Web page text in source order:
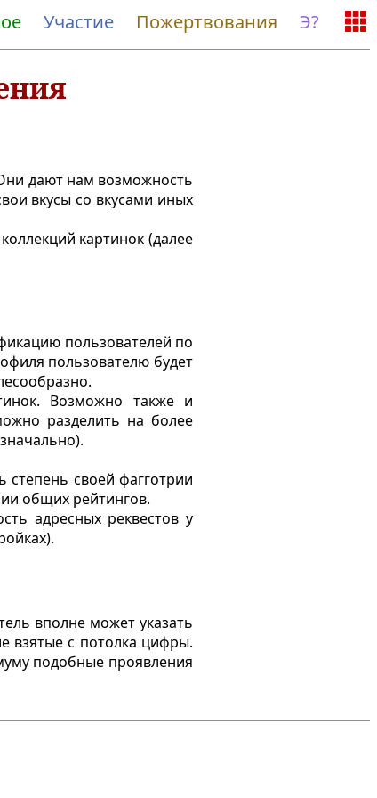
Участие Пожертвования Э?
дают нам возможность
вкусы со вкусами иных
картинок (далее
пользователей по
пользователю будет
Возможно также и
разделить на более
степень своей фагготрии
общих рейтингов.
адресных реквестов у
вполне может указать
взятые с потолка цифры.
подобные проявления